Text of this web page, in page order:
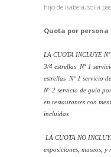
hijo de Isabela, solía
Quota por
LA CUOTA INCLUYE
3/4 estrellas N° 1
estrellas N° 1 servicio
N° 2 servicio de guía
en restaurantes con
incluidas
LA CUOTA NO
exposiciones, museos, y